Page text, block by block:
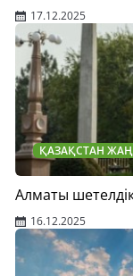
17.12.2025
ҚАЗАҚСТАН
Алматы
16.12.2025